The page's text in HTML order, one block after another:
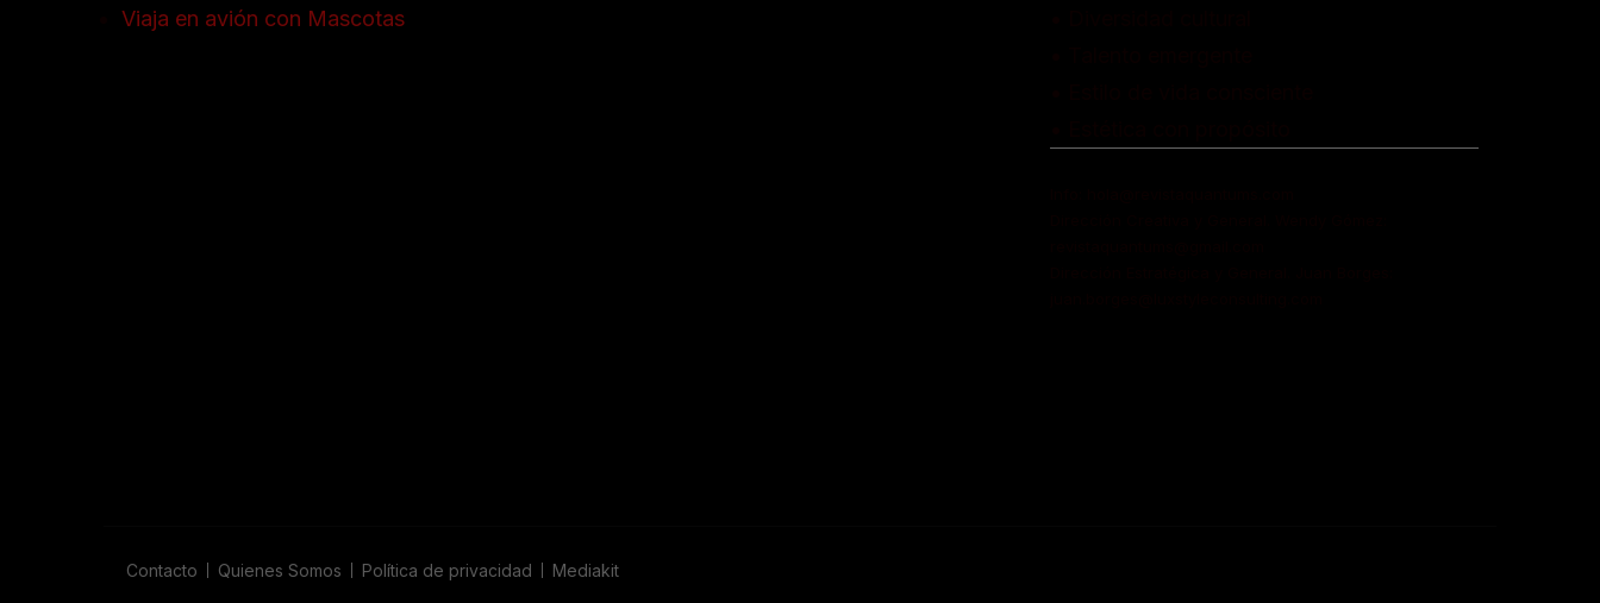
Viaja en avión con Mascotas
Contacto Quienes Somos Política de privacidad Mediakit